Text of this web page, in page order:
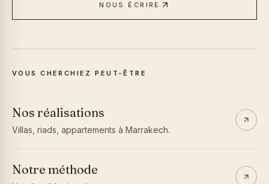
NOUS ÉCRIRE
VOUS CHERCHIEZ PEUT-ÊTRE
Nos réalisations
Villas, riads, appartements à Marrakech.
Notre méthode